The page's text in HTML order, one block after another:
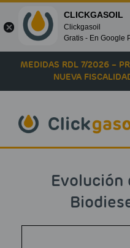
Skip to main content
MEDIDAS RDL 7/2026 –
NUEVA
Evolución
CLICKGASOIL
Clickgasoil
Gratis - En Google